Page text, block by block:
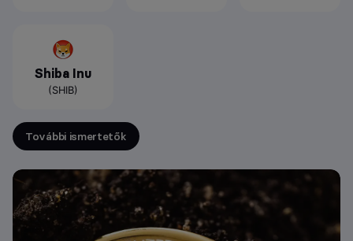
Shiba Inu
(SHIB)
További ismertetők